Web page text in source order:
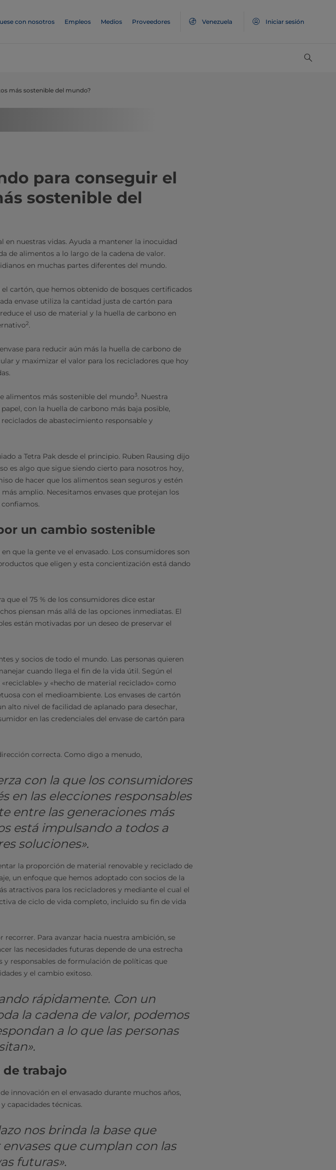
con nosotros Empleos Medios Proveedores Venezuela Iniciar sesión
más sostenible del mundo?
para conseguir el
sostenible del
en nuestras vidas. Ayuda a mantener la inocuidad
de alimentos a lo largo de la cadena de valor.
en muchas partes diferentes del mundo.
cartón, que hemos obtenido de bosques certificados
envase utiliza la cantidad justa de cartón para
el uso de material y la huella de carbono en
2.
para reducir aún más la huella de carbono de
y maximizar el valor para los recicladores que hoy
alimentos más sostenible del mundo3. Nuestra
con la huella de carbono más baja posible,
de abastecimiento responsable y
a Tetra Pak desde el principio. Ruben Rausing dijo
es algo que sigue siendo cierto para nosotros hoy,
de hacer que los alimentos sean seguros y estén
amplio. Necesitamos envases que protejan los
un cambio sostenible
que la gente ve el envasado. Los consumidores son
que eligen y esta concientización está dando
el 75 % de los consumidores dice estar
piensan más allá de las opciones inmediatas. El
están motivadas por un deseo de preservar el
y socios de todo el mundo. Las personas quieren
cuando llega el fin de la vida útil. Según el
y «hecho de material reciclado» como
con el medioambiente. Los envases de cartón
alto nivel de facilidad de aplanado para desechar,
en las credenciales del envase de cartón para
correcta. Como digo a menudo,
con la que los consumidores
en las elecciones responsables
entre las generaciones más
está impulsando a todos a
soluciones».
la proporción de material renovable y reciclado de
un enfoque que hemos adoptado con socios de la
atractivos para los recicladores y mediante el cual el
de ciclo de vida completo, incluido su fin de vida
Para avanzar hacia nuestra ambición, se
las necesidades futuras depende de una estrecha
y responsables de formulación de políticas que
y el cambio exitoso.
rápidamente. Con un
la cadena de valor, podemos
a lo que las personas
de trabajo
innovación en el envasado durante muchos años,
capacidades técnicas.
nos brinda la base que
que cumplan con las
futuras».